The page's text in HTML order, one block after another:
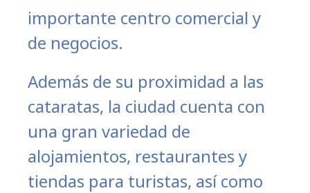
importante centro comercial y
de negocios.
Además de su proximidad a las
cataratas, la ciudad cuenta con
una gran variedad de
alojamientos, restaurantes y
tiendas para turistas, así como